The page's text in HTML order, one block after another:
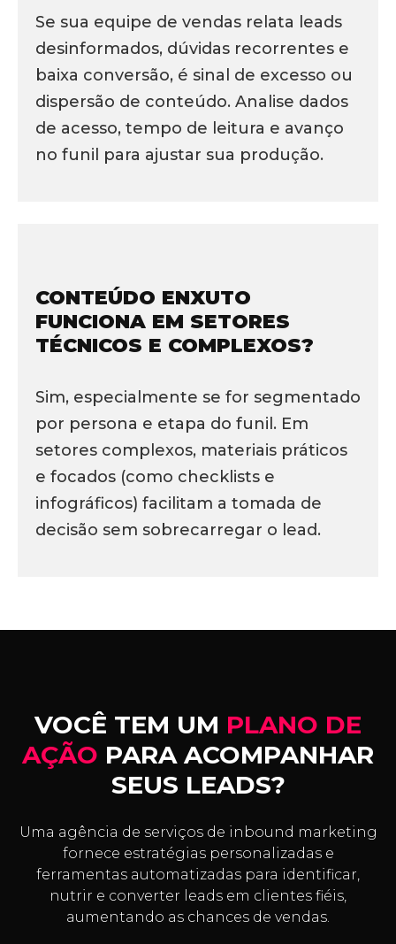
Se sua equipe de vendas relata leads
desinformados, dúvidas recorrentes e
baixa conversão, é sinal de excesso ou
dispersão de conteúdo. Analise dados
de acesso, tempo de leitura e avanço
no funil para ajustar sua produção.
CONTEÚDO ENXUTO
FUNCIONA EM SETORES
TÉCNICOS E COMPLEXOS?
Sim, especialmente se for segmentado
por persona e etapa do funil. Em
setores complexos, materiais práticos
e focados (como checklists e
infográficos) facilitam a tomada de
decisão sem sobrecarregar o lead.
VOCÊ TEM UM PLANO DE
AÇÃO PARA ACOMPANHAR
SEUS LEADS?
Uma agência de serviços de inbound marketing
fornece estratégias personalizadas e
ferramentas automatizadas para identificar,
nutrir e converter leads em clientes fiéis,
aumentando as chances de vendas.